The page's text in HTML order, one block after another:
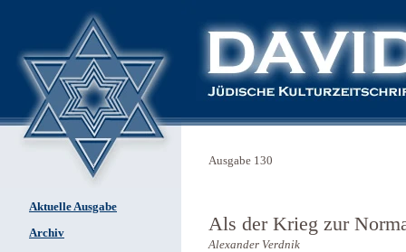
Aktuelle Ausgabe
Archiv
Ausgabe 130
Als der Krieg zur
Alexander Verdnik